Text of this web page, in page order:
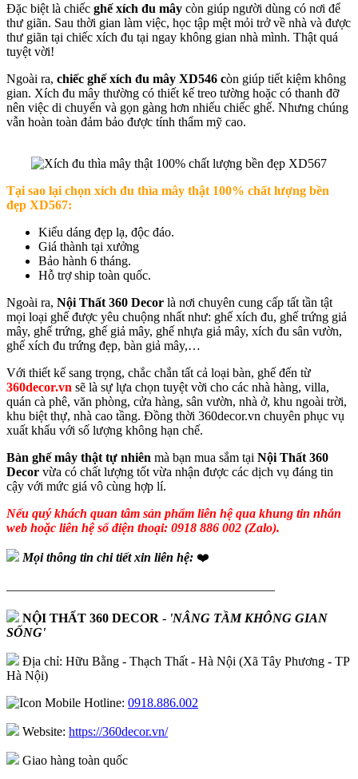
Đặc biệt là chiếc ghế xích đu mây còn giúp người dùng có nơi để
thư giãn. Sau thời gian làm việc, học tập mệt mỏi trở về nhà và được
thư giãn tại chiếc xích đu tại ngay không gian nhà mình. Thật quá
tuyệt vời!
Ngoài ra, chiếc ghế xích đu mây XD546 còn giúp tiết kiệm không
gian. Xích đu mây thường có thiết kế treo tường hoặc có thanh đỡ
nên việc di chuyển và gọn gàng hơn nhiếu chiếc ghế. Nhưng chúng
vẫn hoàn toàn đảm bảo được tính thẩm mỹ cao.
Tại sao lại chọn xích đu thìa mây thật 100% chất lượng bền
đẹp XD567:
Kiểu dáng đẹp lạ, độc đáo.
Giá thành tại xưởng
Bảo hành 6 tháng.
Hỗ trợ ship toàn quốc.
Ngoài ra, Nội Thất 360 Decor là nơi chuyên cung cấp tất tần tật
mọi loại ghế được yêu chuộng nhất như: ghế xích đu, ghế trứng giả
mây, ghế trứng, ghế giả mây, ghế nhựa giả mây, xích đu sân vườn,
ghế xích đu trứng đẹp, bàn giả mây,…
Với thiết kế sang trọng, chắc chắn tất cả loại bàn, ghế đến từ
360decor.vn sẽ là sự lựa chọn tuyệt vời cho các nhà hàng, villa,
quán cà phê, văn phòng, cửa hàng, sân vườn, nhà ở, khu ngoài trời,
khu biệt thự, nhà cao tầng. Đồng thời 360decor.vn chuyên phục vụ
xuất khẩu với số lượng không hạn chế.
Bàn ghế mây thật tự nhiên mà bạn mua sắm tại Nội Thất 360
Decor vừa có chất lượng tốt vừa nhận được các dịch vụ đáng tin
cậy với mức giá vô cùng hợp lí.
Nếu quý khách quan tâm sản phẩm liên hệ qua khung tin nhắn
web hoặc liên hệ số điện thoại: 0918 886 002 (Zalo).
Mọi thông tin chi tiết xin liên hệ: ❤️
—————————————————————
NỘI THẤT 360 DECOR - 'NÂNG TẦM KHÔNG GIAN
SỐNG'
Địa chỉ: Hữu Bằng - Thạch Thất - Hà Nội (Xã Tây Phương - TP
Hà Nội)
Hotline: 0918.886.002
Website: https://360decor.vn/
Giao hàng toàn quốc